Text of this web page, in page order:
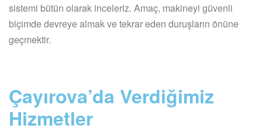
sistemi bütün olarak inceleriz. Amaç, makineyi güvenli
biçimde devreye almak ve tekrar eden duruşların önüne
geçmektir.
Çayırova’da Verdiğimiz
Hizmetler